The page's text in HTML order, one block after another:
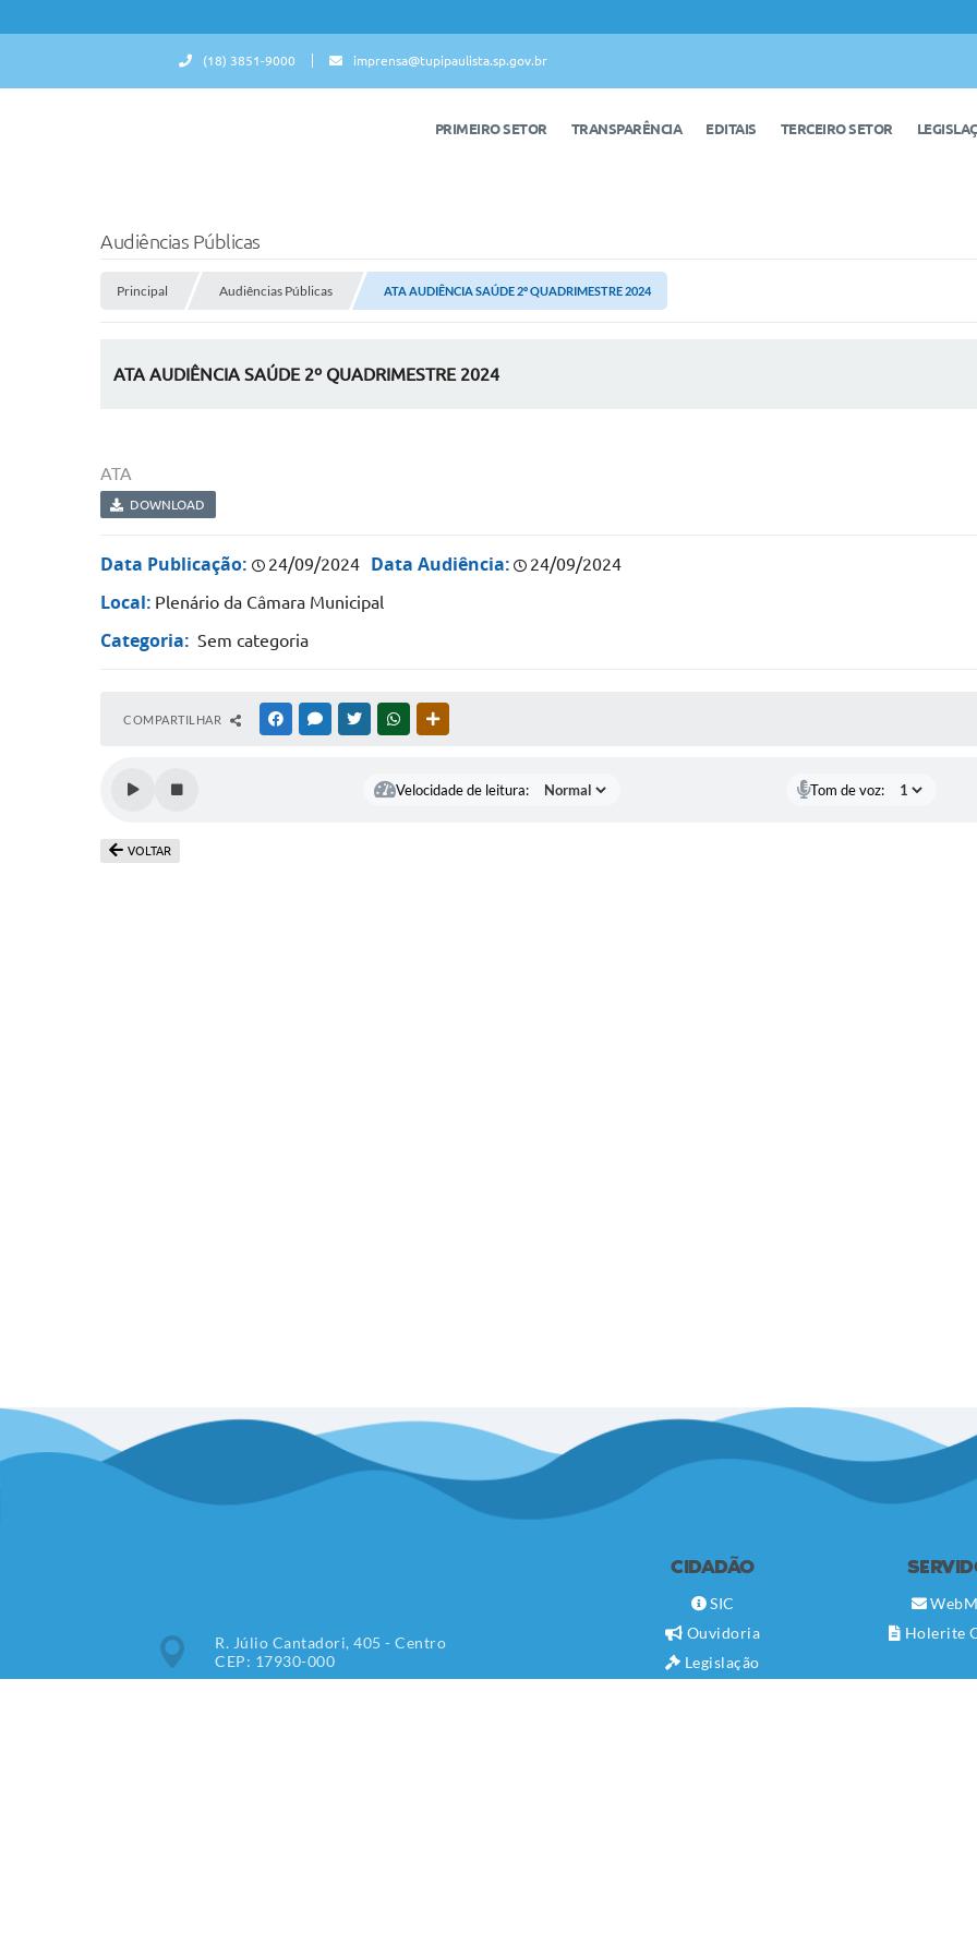
(18) 3851-9000 imprensa@tupipaulista.sp.gov.br
PRIMEIRO SETOR TRANSPARÊNCIA EDITAIS TERCEIRO SETOR
Audiências Públicas
Principal Audiências Públicas ATA AUDIÊNCIA SAÚDE 2º QUADRIMESTRE 2024
ATA AUDIÊNCIA SAÚDE 2º QUADRIMESTRE 2024
ATA
DOWNLOAD
Data Publicação: 24/09/2024 Data Audiência: 24/09/2024
Local: Plenário da Câmara Municipal
Categoria: Sem categoria
COMPARTILHAR FACEBOOKMESSENGER
TWITTERWHATSAPP
Velocidade de leitura: Tom de voz:
VOLTAR
R. Júlio Cantadori, 405 - Centro
CEP: 17930-000
CIDADÃO
SIC
Ouvidoria
Legislação
Holerite